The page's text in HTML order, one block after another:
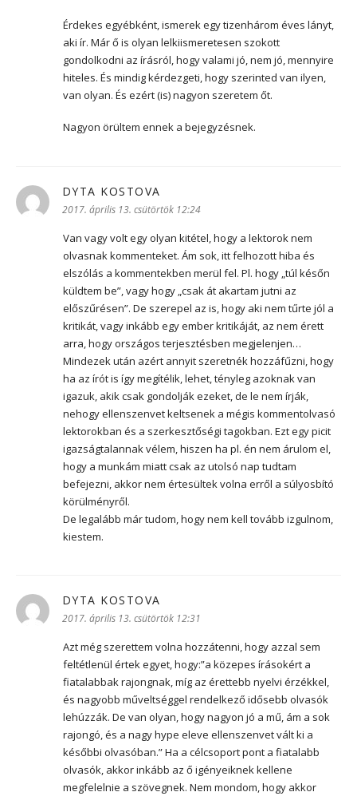
Érdekes egyébként, ismerek egy tizenhárom éves lányt,
aki ír. Már ő is olyan lelkiismeretesen szokott
gondolkodni az írásról, hogy valami jó, nem jó, mennyire
hiteles. És mindig kérdezgeti, hogy szerinted van ilyen,
van olyan. És ezért (is) nagyon szeretem őt.
Nagyon örültem ennek a bejegyzésnek.
DYTA KOSTOVA
2017. április 13. csütörtök 12:24
Van vagy volt egy olyan kitétel, hogy a lektorok nem
olvasnak kommenteket. Ám sok, itt felhozott hiba és
elszólás a kommentekben merül fel. Pl. hogy „túl későn
küldtem be”, vagy hogy „csak át akartam jutni az
előszűrésen”. De szerepel az is, hogy aki nem tűrte jól a
kritikát, vagy inkább egy ember kritikáját, az nem érett
arra, hogy országos terjesztésben megjelenjen…
Mindezek után azért annyit szeretnék hozzáfűzni, hogy
ha az írót is így megítélik, lehet, tényleg azoknak van
igazuk, akik csak gondolják ezeket, de le nem írják,
nehogy ellenszenvet keltsenek a mégis kommentolvasó
lektorokban és a szerkesztőségi tagokban. Ezt egy picit
igazságtalannak vélem, hiszen ha pl. én nem árulom el,
hogy a munkám miatt csak az utolsó nap tudtam
befejezni, akkor nem értesültek volna erről a súlyosbító
körülményről.
De legalább már tudom, hogy nem kell tovább izgulnom,
kiestem.
DYTA KOSTOVA
2017. április 13. csütörtök 12:31
Azt még szerettem volna hozzátenni, hogy azzal sem
feltétlenül értek egyet, hogy:”a közepes írásokért a
fiatalabbak rajongnak, míg az érettebb nyelvi érzékkel,
és nagyobb műveltséggel rendelkező idősebb olvasók
lehúzzák. De van olyan, hogy nagyon jó a mű, ám a sok
rajongó, és a nagy hype eleve ellenszenvet vált ki a
későbbi olvasóban.” Ha a célcsoport pont a fiatalabb
olvasók, akkor inkább az ő igényeiknek kellene
megfelelnie a szövegnek. Nem mondom, hogy akkor